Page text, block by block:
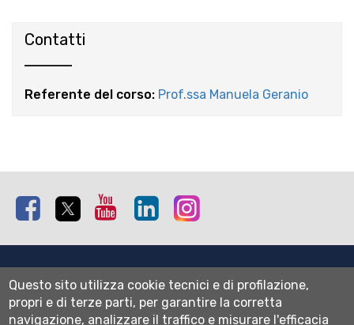
Contatti
Referente del corso: Prof.ssa Manuela Geranio
Facebook Twitter Youtube Linkedin
Normativa cookie
Informativa privacy
Questo sito utilizza cookie tecnici e di profilazione,
propri e di terze parti, per garantire la corretta
navigazione, analizzare il traffico e misurare l'efficacia